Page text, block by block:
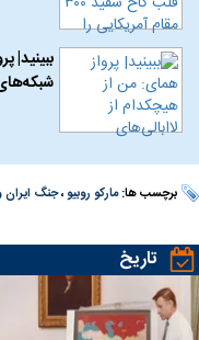
ببینید|
برچسب ها:مارکو روبیو ،جنگ ایران
تاریخ